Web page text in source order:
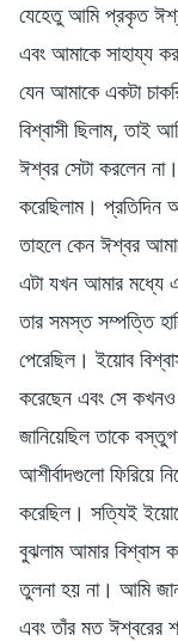
যেহেতু আমি প্রকৃত
এবং আমাকে সাহায্য
যেন আমাকে একটা
বিশ্বাসী ছিলাম, তাই
ঈশ্বর সেটা করলেন
করেছিলাম। প্রতিদিন
তাহলে কেন ঈশ্বর
এটা যখন আমার মধ্যে
তার সমস্ত সম্পত্তি
পেরেছিল। ইয়োব
করেছেন এবং সে
জানিয়েছিল তাকে
আশীর্বাদগুলো ফিরিয়ে
করেছিল। সত্যিই
বুঝলাম আমার বিশ্বাস
তুলনা হয় না। আমি
এবং তাঁর মত ঈশ্বরের